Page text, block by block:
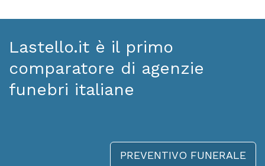
Lastello.it è il primo
comparatore di agenzie
funebri italiane
PREVENTIVO FUNERALE